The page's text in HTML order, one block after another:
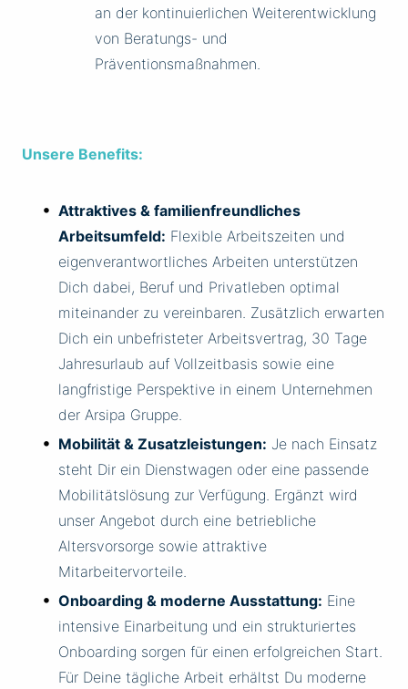
an der kontinuierlichen Weiterentwicklung
von Beratungs- und
Präventionsmaßnahmen.
Unsere Benefits:
Attraktives & familienfreundliches
Arbeitsumfeld: Flexible Arbeitszeiten und
eigenverantwortliches Arbeiten unterstützen
Dich dabei, Beruf und Privatleben optimal
miteinander zu vereinbaren. Zusätzlich erwarten
Dich ein unbefristeter Arbeitsvertrag, 30 Tage
Jahresurlaub auf Vollzeitbasis sowie eine
langfristige Perspektive in einem Unternehmen
der Arsipa Gruppe.
Mobilität & Zusatzleistungen: Je nach Einsatz
steht Dir ein Dienstwagen oder eine passende
Mobilitätslösung zur Verfügung. Ergänzt wird
unser Angebot durch eine betriebliche
Altersvorsorge sowie attraktive
Mitarbeitervorteile.
Onboarding & moderne Ausstattung: Eine
intensive Einarbeitung und ein strukturiertes
Onboarding sorgen für einen erfolgreichen Start.
Für Deine tägliche Arbeit erhältst Du moderne